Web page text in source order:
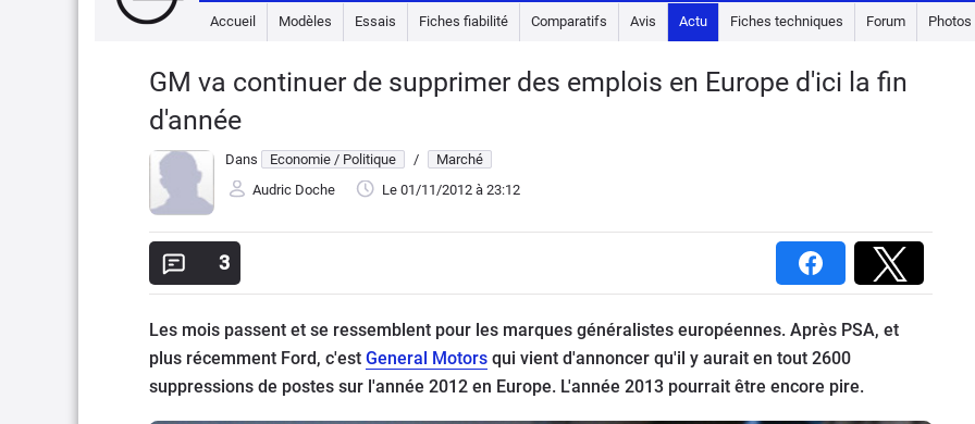
Accueil Modèles Essais Fiches fiabilité Comparatifs Avis Actu Fiches techniques Forum Photos
GM va continuer de supprimer des emplois en Europe d'ici la fin
d'année
Dans Economie / Politique /
Marché
Audric Doche
Le 01/11/2012 à 23:12
3
Les mois passent et se ressemblent pour les marques généralistes européennes. Après PSA, et
plus récemment Ford, c'est General Motors qui vient d'annoncer qu'il y aurait en tout 2600
suppressions de postes sur l'année 2012 en Europe. L'année 2013 pourrait être encore pire.